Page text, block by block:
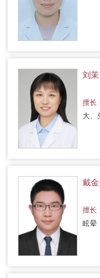
刘茉
擅长
大、
戴
擅长
眩晕